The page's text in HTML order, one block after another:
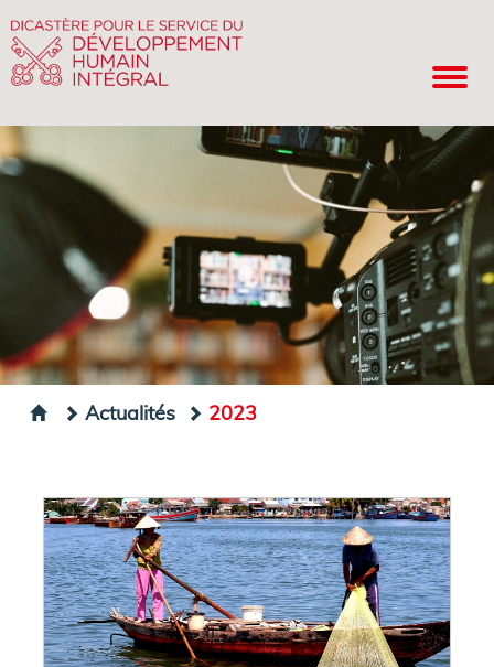
Actualités 2023